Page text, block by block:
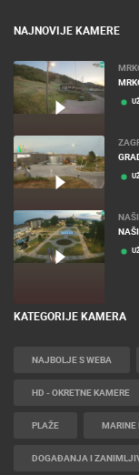
NAJNOVIJE KAMERE
KATEGORIJE KAMERA
NAJBOLJE S WEBA
HD - OKRETNE KAMERE
PLAŽE MARINE
DOGAĐANJA I